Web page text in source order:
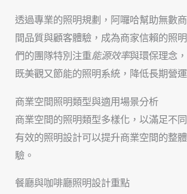
透過專業的照明規劃，阿囉哈幫助無數
間品質與顧客體驗，成為商家信賴的照
們的團隊特別注重能源效率與環保理念
既美觀又節能的照明系統，降低長期營
商業空間照明類型與適用場景分析
商業空間的照明類型多樣化，以滿足不
有效的照明設計可以提升商業空間的整
驗。
餐廳與咖啡廳照明設計重點